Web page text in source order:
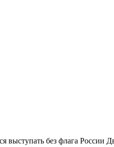
выступать без флага России